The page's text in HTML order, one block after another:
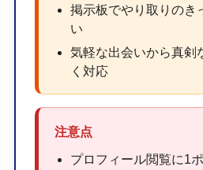
掲示板でやり取りのき
い
気軽な出会いから真剣
く対応
注意点
プロフィール閲覧に1